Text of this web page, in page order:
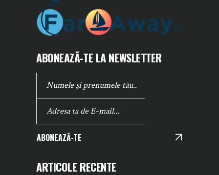
ABONEAZĂ-TE LA NEWSLETTER
ABONEAZĂ-TE
ARTICOLE RECENTE